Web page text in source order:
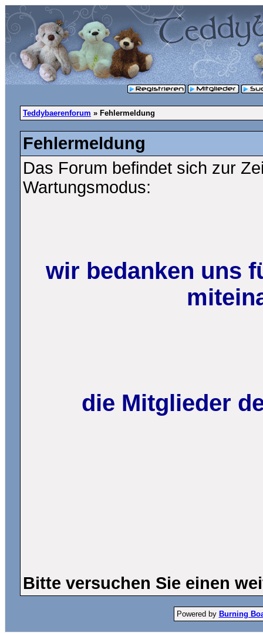
Teddybaerenforum » Fehlermeldung
Fehlermeldung
Das Forum befindet sich zur
Wartungsmodus:
wir bedanken uns
die Mitglieder
Bitte versuchen Sie einen
Powered by Burning